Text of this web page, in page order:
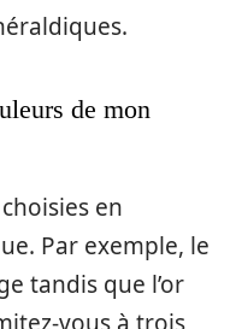
de mon
en
Par exemple, le
tandis que l’or